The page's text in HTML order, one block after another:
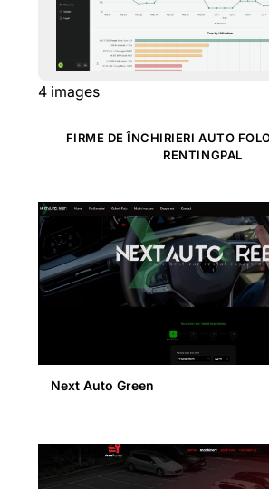
4 images
FIRME DE ÎNCHIRIERI AUTO
RENTINGPAL
Next Auto Green